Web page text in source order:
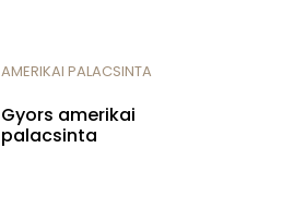
AMERIKAI PALACSINTA
Gyors amerikai
palacsinta